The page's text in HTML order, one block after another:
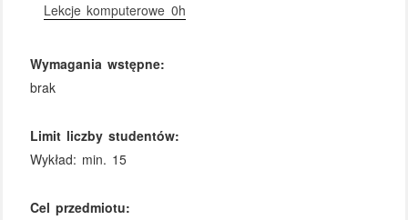
Lekcje komputerowe 0h
Wymagania wstępne:
brak
Limit liczby studentów:
Wykład: min. 15
Cel przedmiotu: